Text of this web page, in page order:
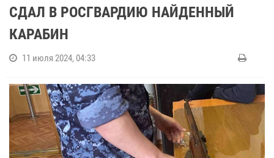
СДАЛ В РОСГВАРДИЮ НАЙДЕННЫЙ
КАРАБИН
11 июля 2024, 04:33